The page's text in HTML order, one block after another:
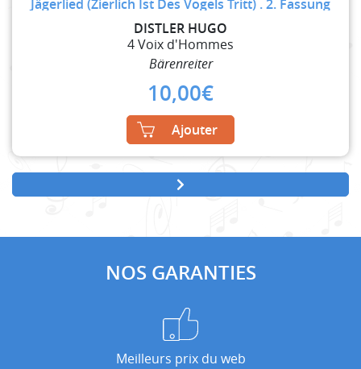
Jägerlied (Zierlich Ist Des Vogels Tritt) . 2. Fassung
DISTLER HUGO
4 Voix d'Hommes
Bärenreiter
10,00€
Ajouter
NOS GARANTIES
Meilleurs prix du web